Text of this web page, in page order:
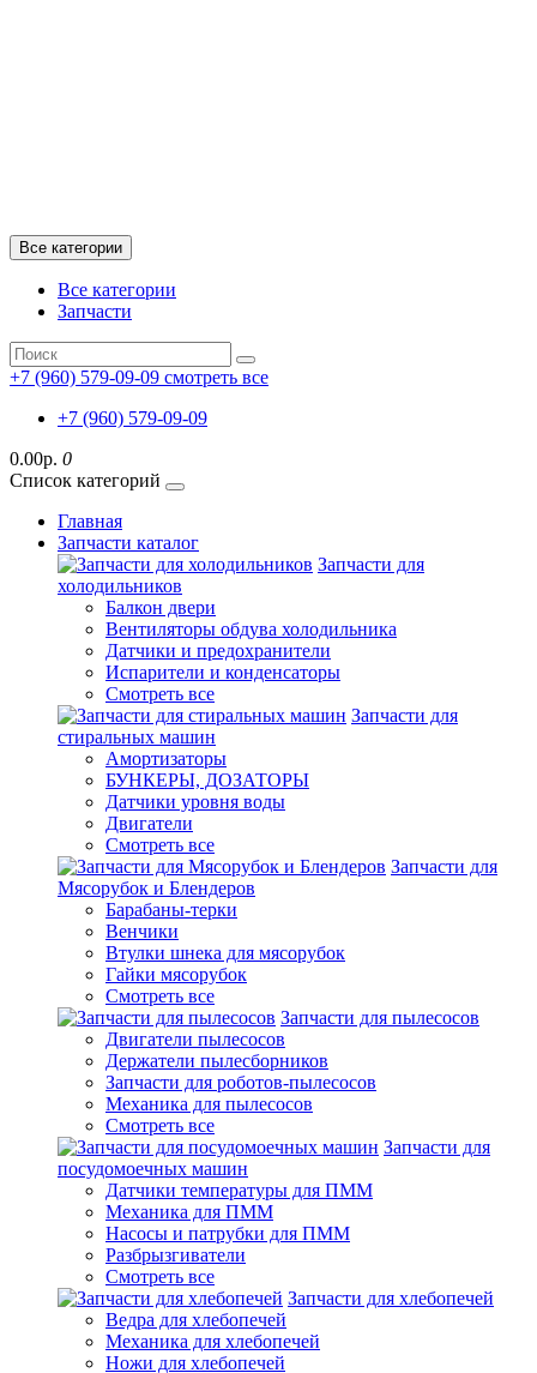
Все категории
Все категории
Запчасти
+7 (960) 579-09-09 смотреть все
+7 (960) 579-09-09
0.00р. 0
Список категорий
Главная
Запчасти каталог
Запчасти для
холодильников
Балкон двери
Вентиляторы обдува холодильника
Датчики и предохранители
Испарители и конденсаторы
Смотреть все
Запчасти для
стиральных машин
Амортизаторы
БУНКЕРЫ, ДОЗАТОРЫ
Датчики уровня воды
Двигатели
Смотреть все
Запчасти для
Мясорубок и Блендеров
Барабаны-терки
Венчики
Втулки шнека для мясорубок
Гайки мясорубок
Смотреть все
Запчасти для пылесосов
Двигатели пылесосов
Держатели пылесборников
Запчасти для роботов-пылесосов
Механика для пылесосов
Смотреть все
Запчасти для
посудомоечных машин
Датчики температуры для ПММ
Механика для ПММ
Насосы и патрубки для ПММ
Разбрызгиватели
Смотреть все
Запчасти для хлебопечей
Ведра для хлебопечей
Механика для хлебопечей
Ножи для хлебопечей